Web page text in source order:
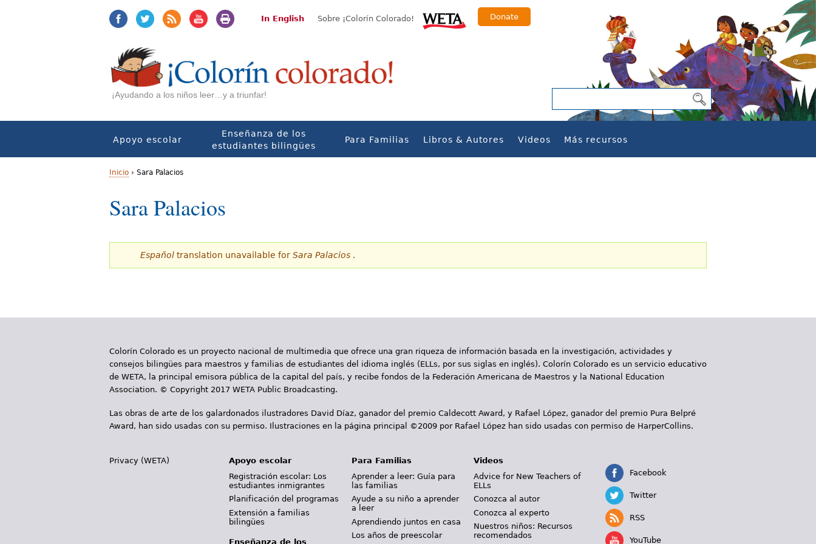
In English Sobre ¡Colorín Colorado! Donate
¡Ayudando a los niños leer…y a triunfar!
Apoyo escolar
Enseñanza de los
estudiantes bilingües
Para Familias Libros & Autores Videos Más recursos
U
s
t
e
t
á
a
q
u
í
Inicio › Sara Palacios
Sara Palacios
Español translation unavailable for Sara Palacios .
Colorín Colorado es un proyecto nacional de multimedia que ofrece una gran riqueza de información basada en la investigación, actividades y
consejos bilingües para maestros y familias de estudiantes del idioma inglés (ELLs, por sus siglas en inglés). Colorín Colorado es un servicio educativo
de WETA, la principal emisora pública de la capital del país, y recibe fondos de la Federación Americana de Maestros y la National Education
Association. © Copyright 2017 WETA Public Broadcasting.
Las obras de arte de los galardonados ilustradores David Díaz, ganador del premio Caldecott Award, y Rafael López, ganador del premio Pura Belpré
Award, han sido usadas con su permiso. Ilustraciones en la página principal ©2009 por Rafael López han sido usadas con permiso de HarperCollins.
Privacy (WETA)
Apoyo escolar
Registración escolar: Los
estudiantes inmigrantes
Planificación del programas
Extensión a familias
bilingües
Enseñanza de los
Para Familias
Aprender a leer: Guía para
las familias
Ayude a su niño a aprender
a leer
Aprendiendo juntos en casa
Los años de preescolar
Videos
Advice for New Teachers of
ELLs
Conozca al autor
Conozca al experto
Nuestros niños: Recursos
recomendados
Facebook
Twitter
RSS
YouTube